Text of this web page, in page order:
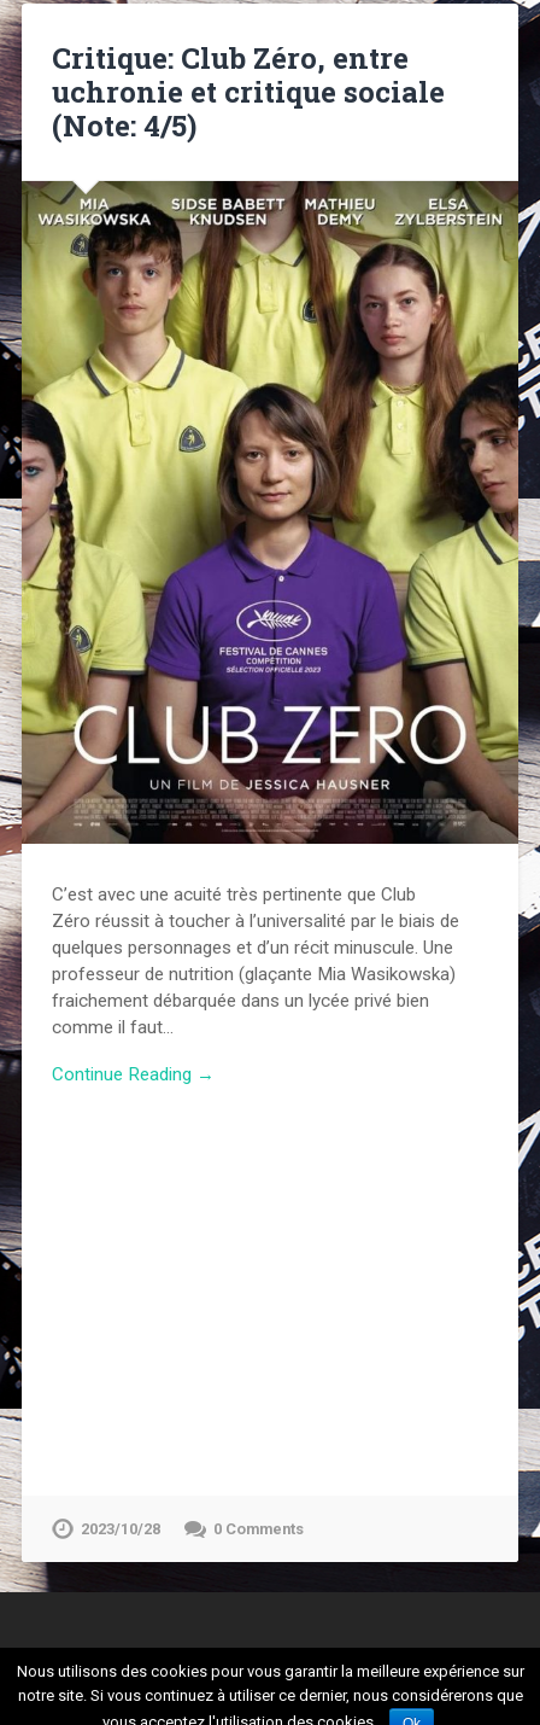
Critique: Club Zéro, entre
uchronie et critique sociale
(Note: 4/5)
C’est avec une acuité très pertinente que Club
Zéro réussit à toucher à l’universalité par le biais de
quelques personnages et d’un récit minuscule. Une
professeur de nutrition (glaçante Mia Wasikowska)
fraichement débarquée dans un lycée privé bien
comme il faut…
Continue Reading →
2023/10/28 0 Comments
UP ↑
Nous utilisons des cookies pour vous garantir la meilleure expérience sur
notre site. Si vous continuez à utiliser ce dernier, nous considérerons que